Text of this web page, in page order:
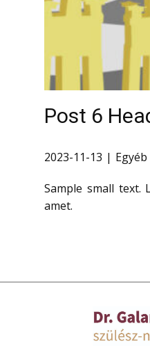
Post 6
2023-11-13 Egyéb
Sample small text.
amet.